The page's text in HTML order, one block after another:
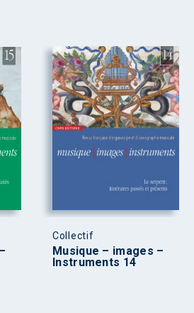
Collectif
Musique – images –
Instruments 14